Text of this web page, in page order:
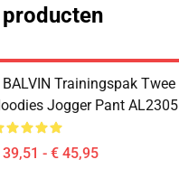
Trainingspak
Jogger Pant AL2305
- € 45,95